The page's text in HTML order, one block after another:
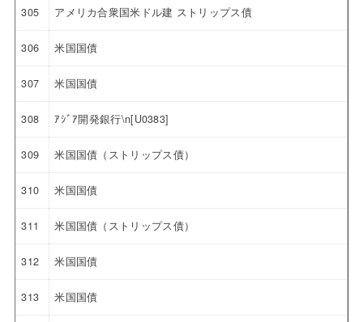
305 アメリカ合衆国米ドル建 ストリップス債
306 米国国債
307 米国国債
308 ｱｼﾞｱ開発銀行\n[U0383]
309 米国国債（ストリップス債）
310 米国国債
311 米国国債（ストリップス債）
312 米国国債
313 米国国債